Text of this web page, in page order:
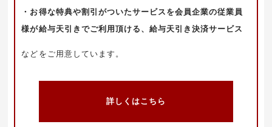
・お得な特典や割引がついたサービスを会員企業の従業員
様が給与天引きでご利用頂ける、給与天引き決済サービス
などをご用意しています。
詳しくはこちら